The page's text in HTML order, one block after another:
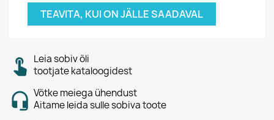
TEAVITA, KUI ON JÄLLE SAADAVAL
Leia sobiv õli
tootjate kataloogidest
Võtke meiega ühendust
Aitame leida sulle sobiva toote